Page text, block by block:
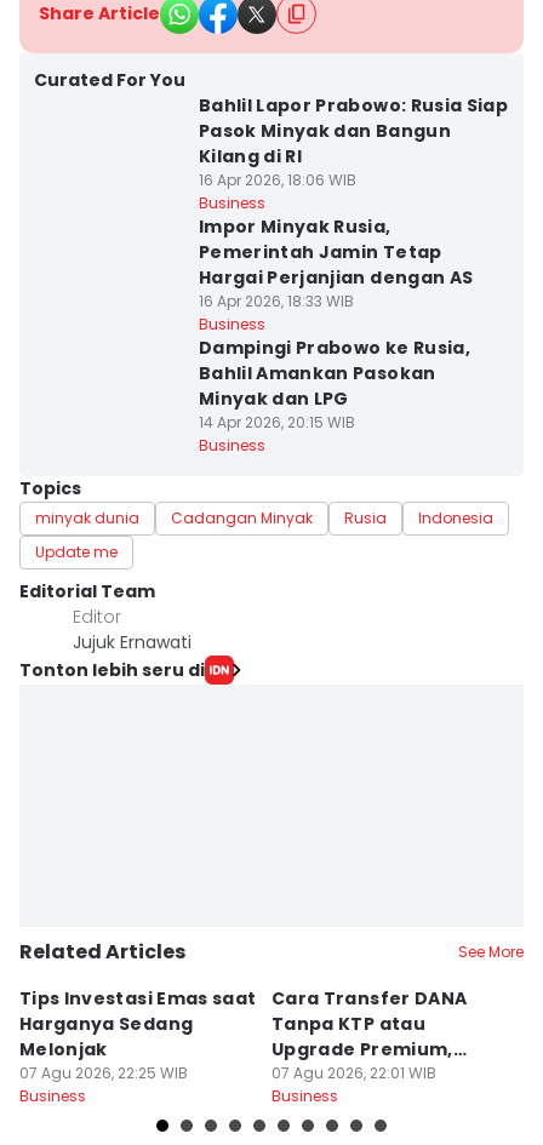
Share Article
Curated For You
Bahlil Lapor Prabowo: Rusia Siap
Pasok Minyak dan Bangun
Kilang di RI
16 Apr 2026, 18:06 WIB
Business
Impor Minyak Rusia,
Pemerintah Jamin Tetap
Hargai Perjanjian dengan AS
16 Apr 2026, 18:33 WIB
Business
Dampingi Prabowo ke Rusia,
Bahlil Amankan Pasokan
Minyak dan LPG
14 Apr 2026, 20:15 WIB
Business
Topics
minyak dunia Cadangan Minyak Rusia
Indonesia
Update me
Editorial Team
Editor
Jujuk Ernawati
Tonton lebih seru di
Related Articles See More
Tips Investasi Emas saat
Harganya Sedang
Melonjak
07 Agu 2026, 22:25 WIB
Business
Cara Transfer DANA
Tanpa KTP atau
Upgrade Premium,
Solusi Mudah!
07 Agu 2026, 22:01 WIB
Business